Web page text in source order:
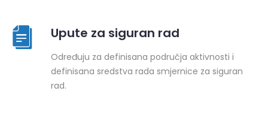
Upute za siguran rad
Određuju za definisana područja aktivnosti i
definisana sredstva rada smjernice za siguran
rad.